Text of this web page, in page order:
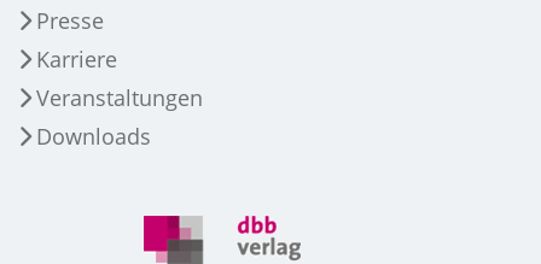
Presse
Karriere
Veranstaltungen
Downloads